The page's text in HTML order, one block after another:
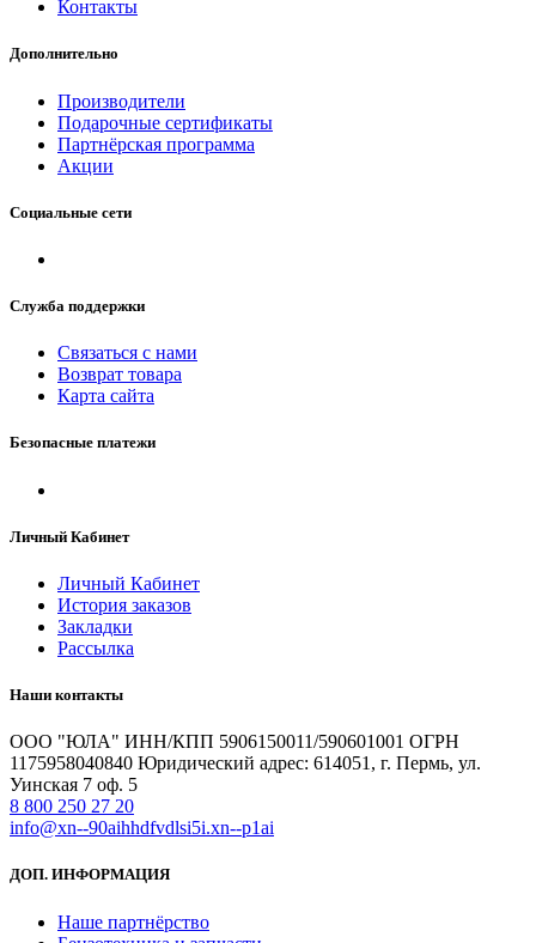
Контакты
Дополнительно
Производители
Подарочные сертификаты
Партнёрская программа
Акции
Социальные сети
Служба поддержки
Связаться с нами
Возврат товара
Карта сайта
Безопасные платежи
Личный Кабинет
Личный Кабинет
История заказов
Закладки
Рассылка
Наши контакты
ООО "ЮЛА" ИНН/КПП 5906150011/590601001 ОГРН
1175958040840 Юридический адрес: 614051, г. Пермь, ул.
Уинская 7 оф. 5
8 800 250 27 20
info@xn--90aihhdfvdlsi5i.xn--p1ai
ДОП. ИНФОРМАЦИЯ
Наше партнёрство